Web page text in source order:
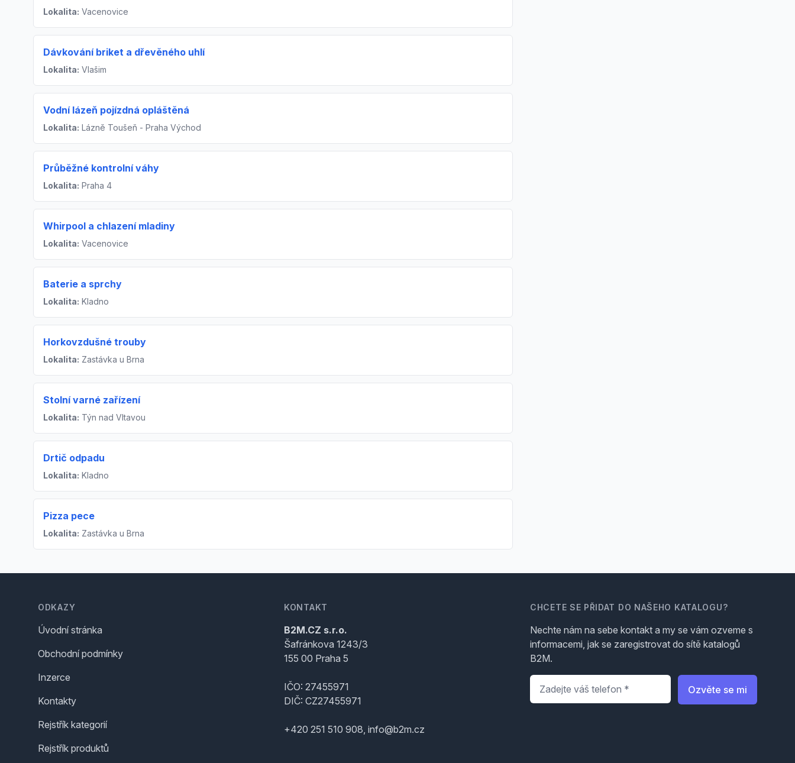
Lokalita: Vacenovice
Dávkování briket a dřevěného uhlí
Lokalita: Vlašim
Vodní lázeň pojízdná opláštěná
Lokalita: Lázně Toušeň - Praha Východ
Průběžné kontrolní váhy
Lokalita: Praha 4
Whirpool a chlazení mladiny
Lokalita: Vacenovice
Baterie a sprchy
Lokalita: Kladno
Horkovzdušné trouby
Lokalita: Zastávka u Brna
Stolní varné zařízení
Lokalita: Týn nad Vltavou
Drtič odpadu
Lokalita: Kladno
Pizza pece
Lokalita: Zastávka u Brna
ODKAZY
Úvodní stránka
Obchodní podmínky
Inzerce
Kontakty
Rejstřík kategorií
Rejstřík produktů
KONTAKT
B2M.CZ s.r.o.
Šafránkova 1243/3
155 00 Praha 5
IČO: 27455971
DIČ: CZ27455971
+420 251 510 908, info@b2m.cz
CHCETE SE PŘIDAT DO NAŠEHO KATALOGU?
Nechte nám na sebe kontakt a my se vám ozveme s
informacemi, jak se zaregistrovat do sítě katalogů
B2M.
Telefon
Ozvěte se mi